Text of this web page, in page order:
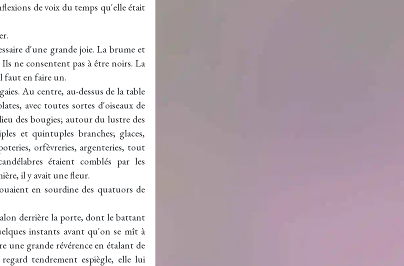
de voix du temps qu'elle était
d'une grande joie. La brume et
ne consentent pas à être noirs. La
faut en faire un.
Au centre, au-dessus de la table
avec toutes sortes d'oiseaux de
des bougies; autour du lustre des
et quintuples branches; glaces,
orfèvreries, argenteries, tout
étaient comblés par les
il y avait une fleur.
en sourdine des quatuors de
derrière la porte, dont le battant
instants avant qu'on se mît à
une grande révérence en étalant de
tendrement espiègle, elle lui